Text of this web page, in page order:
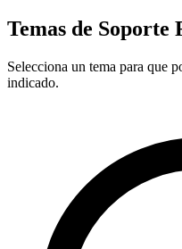
Temas de Soporte
Selecciona un tema para que
indicado.